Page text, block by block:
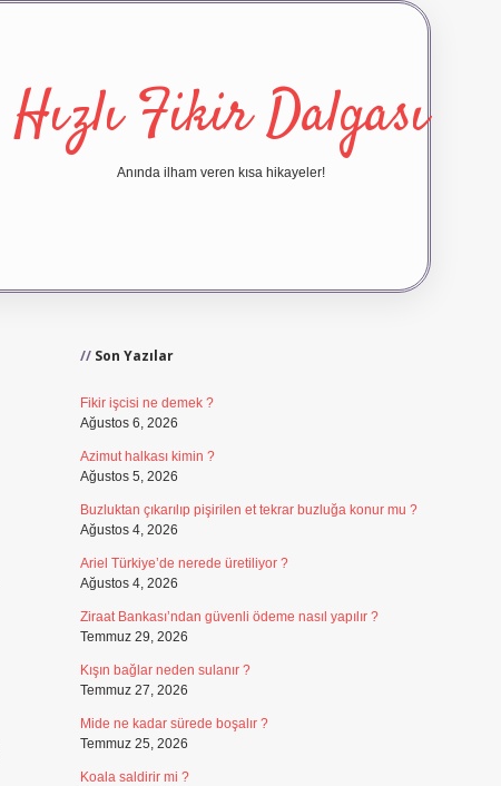
Hızlı Fikir Dalgası
Anında ilham veren kısa hikayeler!
Son Yazılar
Fikir işcisi ne demek ?
Ağustos 6, 2026
Azimut halkası kimin ?
Ağustos 5, 2026
Buzluktan çıkarılıp pişirilen et tekrar buzluğa konur mu ?
Ağustos 4, 2026
Ariel Türkiye’de nerede üretiliyor ?
Ağustos 4, 2026
Ziraat Bankası’ndan güvenli ödeme nasıl yapılır ?
Temmuz 29, 2026
Kışın bağlar neden sulanır ?
Temmuz 27, 2026
Mide ne kadar sürede boşalır ?
Temmuz 25, 2026
Koala saldirir mi ?